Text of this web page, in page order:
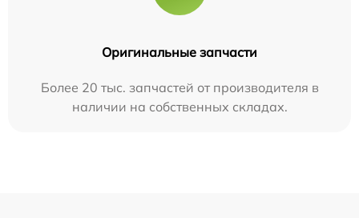
Оригинальные запчасти
Более 20 тыс. запчастей от производителя в
наличии на собственных складах.